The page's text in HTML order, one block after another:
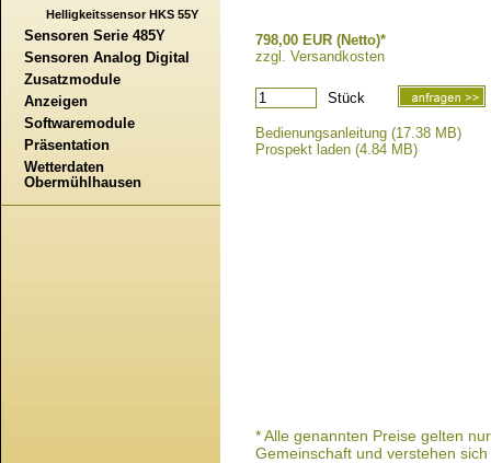
Helligkeitssensor HKS 55Y
Sensoren Serie 485Y
Sensoren Analog Digital
Zusatzmodule
Anzeigen
Softwaremodule
Präsentation
Wetterdaten
Obermühlhausen
798,00 EUR (Netto)*
zzgl. Versandkosten
Stück
Bedienungsanleitung (17.38 MB)
Prospekt laden (4.84 MB)
* Alle genannten Preise gelten
Gemeinschaft und verstehen